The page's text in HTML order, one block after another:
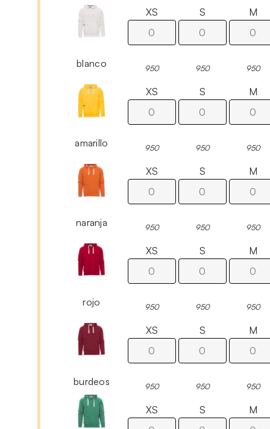
blanco
XS
950
S
950
M
950
amarillo
XS
950
S
950
M
950
naranja
XS
950
S
950
M
950
rojo
XS
950
S
950
M
950
burdeos
XS
950
S
950
M
950
XS S M